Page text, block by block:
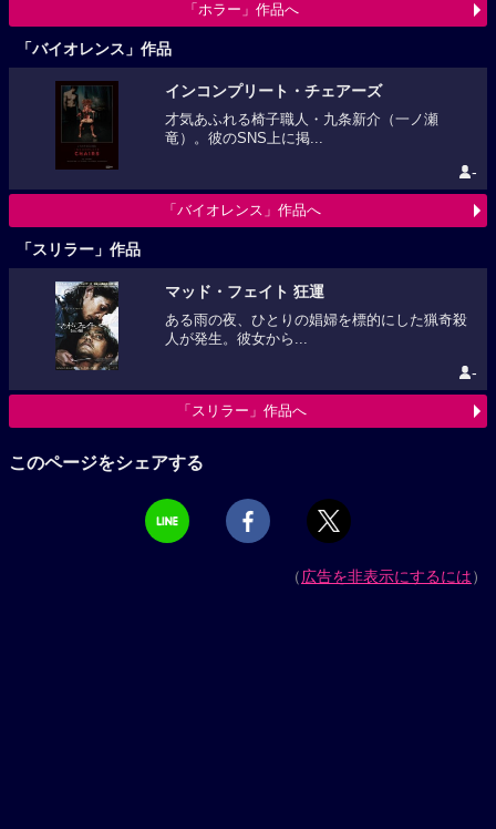
「ホラー」作品へ
「バイオレンス」作品
インコンプリート・チェアーズ
才気あふれる椅子職人・九条新介（一ノ瀬
竜）。彼のSNS上に掲...
-
「バイオレンス」作品へ
「スリラー」作品
マッド・フェイト 狂運
ある雨の夜、ひとりの娼婦を標的にした猟奇殺
人が発生。彼女から...
-
「スリラー」作品へ
このページをシェアする
（広告を非表示にするには）